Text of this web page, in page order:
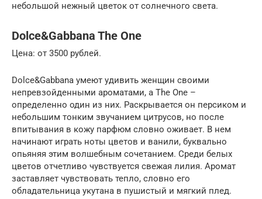
небольшой нежный цветок от солнечного света.
Dolce&Gabbana The One
Цена: от 3500 рублей.
Dolce&Gabbana умеют удивить женщин своими
непревзойденными ароматами, а The One –
определенно один из них. Раскрывается он персиком и
небольшим тонким звучанием цитрусов, но после
впитывания в кожу парфюм словно оживает. В нем
начинают играть ноты цветов и ванили, буквально
опьяняя этим волшебным сочетанием. Среди белых
цветов отчетливо чувствуется свежая лилия. Аромат
заставляет чувствовать тепло, словно его
обладательница укутана в пушистый и мягкий плед.